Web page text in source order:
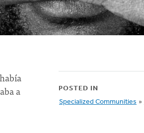
a
POSTED IN
Specialized Communities »